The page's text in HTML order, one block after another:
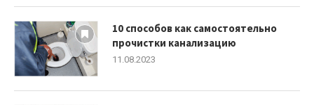
10 способов как самостоятельно
прочистки канализацию
11.08.2023